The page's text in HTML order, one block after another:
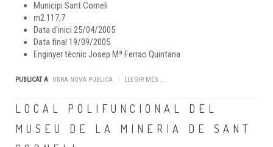
Municipi Sant Corneli
m2117,7
Data d'inici 25/04/2005
Data final 19/09/2005
Enginyer tècnicJosep Mª Ferrao Quintana
PUBLICAT A OBRA NOVA PÚBLICA LLEGIR MÉS ...
LOCAL POLIFUNCIONAL DEL
MUSEU DE LA MINERIA DE SANT